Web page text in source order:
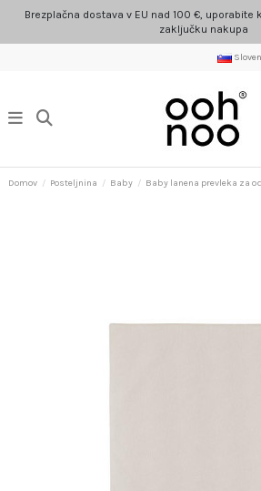
Brezplačna dostava v EU nad 100 €, uporabite
zaključku nakupa
Domov Posteljnina Baby Baby lanena prevleka za